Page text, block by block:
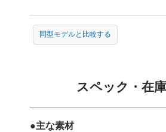
同型モデルと比較する
スペック・在
●主な素材